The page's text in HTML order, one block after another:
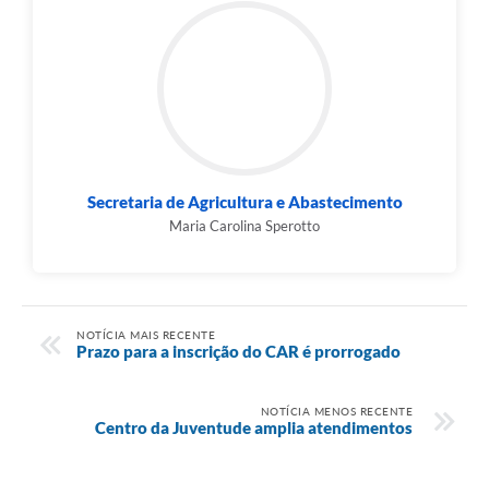
Secretaria de Agricultura e Abastecimento
Maria Carolina Sperotto
NOTÍCIA MAIS RECENTE
Prazo para a inscrição do CAR é prorrogado
NOTÍCIA MENOS RECENTE
Centro da Juventude amplia atendimentos